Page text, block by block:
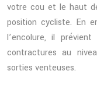
votre cou et le haut
position cycliste. En
l’encolure, il
contractures au
sorties venteuses.